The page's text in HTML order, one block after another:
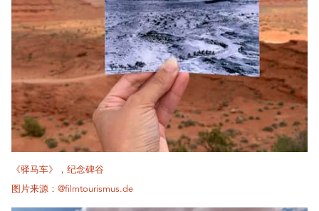
《驿马车》，纪念碑谷
图片来源：@filmtourismus.de